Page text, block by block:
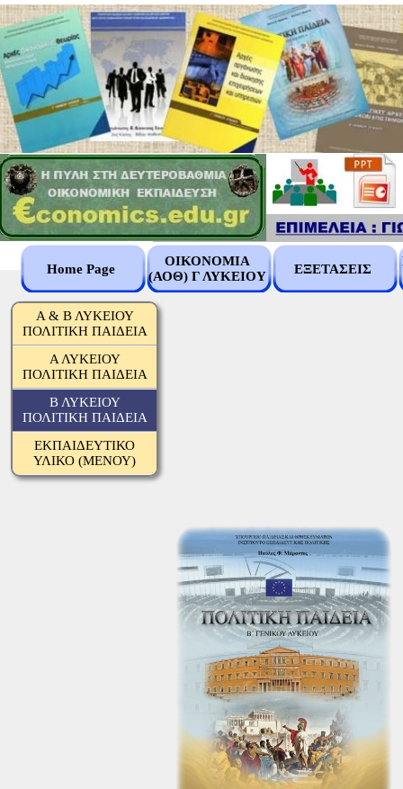
Home Page
ΟΙΚΟΝΟΜΙΑ
(ΑΟΘ) Γ ΛΥΚΕΙΟΥ
ΕΞΕΤΑΣΕΙΣ
Α & Β ΛΥΚΕΙΟΥ
ΠΟΛΙΤΙΚΗ ΠΑΙΔΕΙΑ
Α ΛΥΚΕΙΟΥ
ΠΟΛΙΤΙΚΗ ΠΑΙΔΕΙΑ
Β ΛΥΚΕΙΟΥ
ΠΟΛΙΤΙΚΗ ΠΑΙΔΕΙΑ
ΕΚΠΑΙΔΕΥΤΙΚΟ
ΥΛΙΚΟ (ΜΕΝΟΥ)